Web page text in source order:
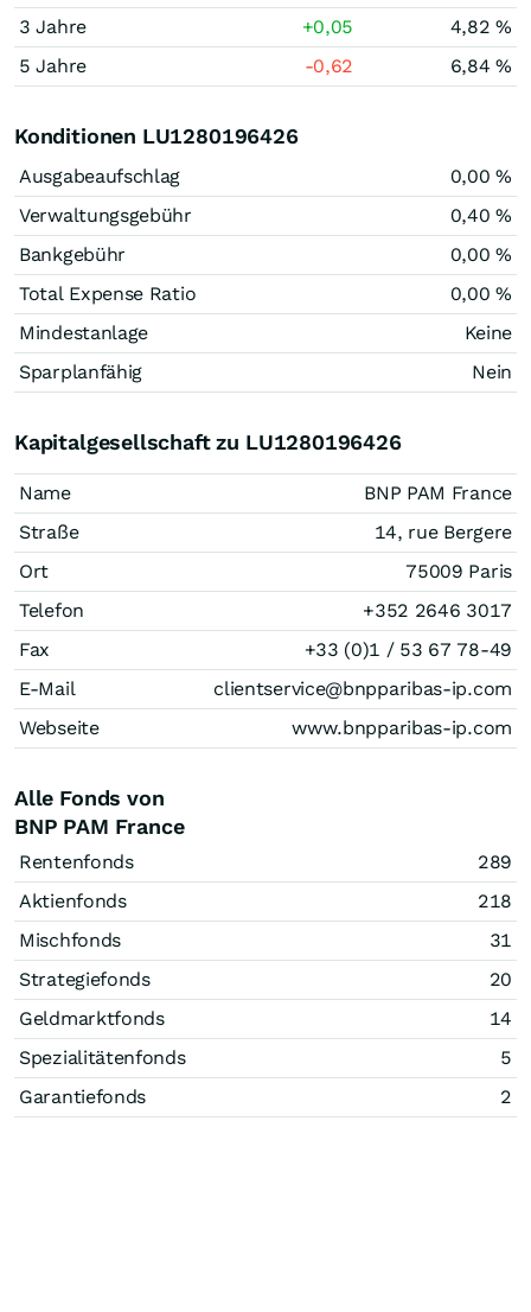
3 Jahre
+0,05
4,82 %
5 Jahre
-0,62 6,84 %
Konditionen LU1280196426
Ausgabeaufschlag
0,00 %
Verwaltungsgebühr
0,40 %
Bankgebühr
0,00 %
Total Expense Ratio
0,00 %
Mindestanlage
Keine
Sparplanfähig
Nein
Kapitalgesellschaft zu LU1280196426
Name
BNP PAM France
Straße
14, rue Bergere
Ort
75009 Paris
Telefon
+352 2646 3017
Fax
+33 (0)1 / 53 67 78-49
E-Mail
clientservice@bnpparibas-ip.com
Webseite
www.bnpparibas-ip.com
Alle Fonds von
BNP PAM France
Rentenfonds
289
Aktienfonds
218
Mischfonds
31
Strategiefonds
20
Geldmarktfonds
14
Spezialitätenfonds
5
Garantiefonds
2